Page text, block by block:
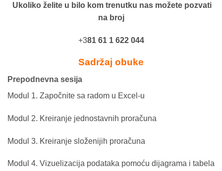
Ukoliko želite u bilo kom trenutku nas možete pozvati
na broj
+381 61 1 622 044
Sadržaj obuke
Prepodnevna sesija
Modul 1. Započnite sa radom u Excel-u
Modul 2. Kreiranje jednostavnih proračuna
Modul 3. Kreiranje složenijih proračuna
Modul 4. Vizuelizacija podataka pomoću dijagrama i tabela